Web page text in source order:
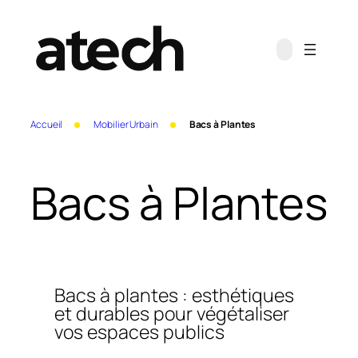
contenu
Accueil Mobilier Urbain Bacs à Plantes
Bacs à Plantes
Bacs à plantes : esthétiques
et durables pour végétaliser
vos espaces publics